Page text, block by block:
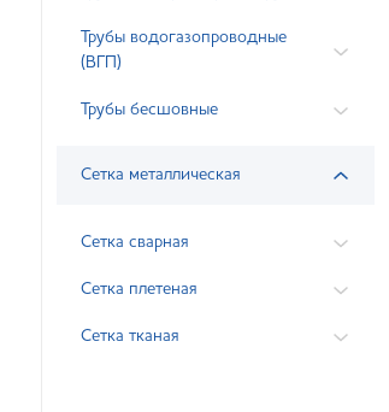
Трубы водогазопроводные
(ВГП)
Трубы бесшовные
Сетка металлическая
Сетка сварная
Сетка плетеная
Сетка тканая